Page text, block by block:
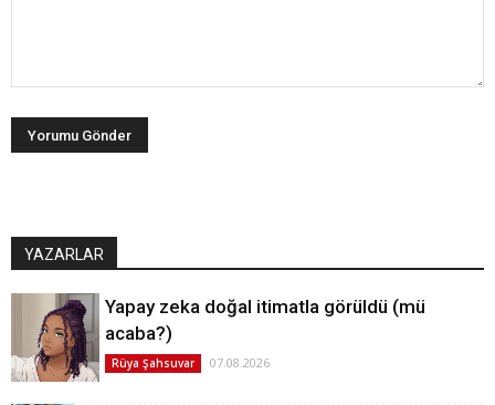
YAZARLAR
Yapay zeka doğal itimatla görüldü (mü
acaba?)
Rüya Şahsuvar 07.08.2026